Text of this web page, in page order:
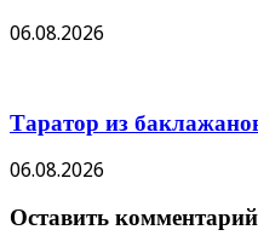
06.08.2026
Таратор из
06.08.2026
Оставить комментарий